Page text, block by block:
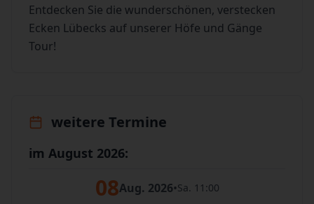
Entdecken Sie die wunderschönen, verstecken
Ecken Lübecks auf unserer Höfe und Gänge
Tour!
weitere Termine
im August 2026:
08Aug. 2026•Sa. 11:00